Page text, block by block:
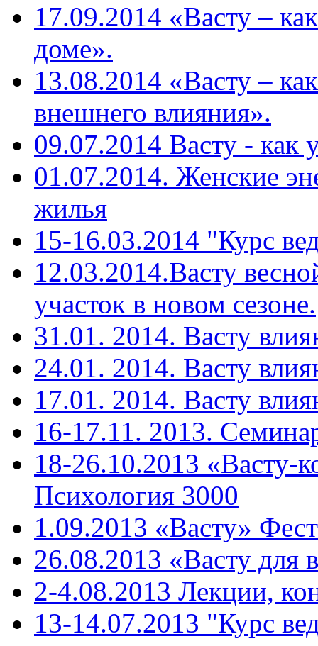
17.09.2014 «Васту –
доме».
13.08.2014 «Васту –
внешнего влияния».
09.07.2014 Васту - как
01.07.2014. Женские
жилья
15-16.03.2014 "Курс
12.03.2014.Васту
участок в новом сезоне.
31.01. 2014. Васту
24.01. 2014. Васту
17.01. 2014. Васту
16-17.11. 2013.
18-26.10.2013 «Васту-
Психология 3000
1.09.2013 «Васту»
26.08.2013 «Васту для
2-4.08.2013 Лекции,
13-14.07.2013 "Курс